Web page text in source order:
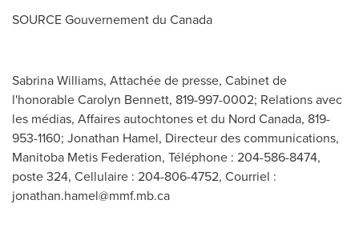
SOURCE Gouvernement du Canada
Sabrina Williams, Attachée de presse, Cabinet de
l'honorable Carolyn Bennett, 819-997-0002; Relations avec
les médias, Affaires autochtones et du Nord Canada, 819-
953-1160; Jonathan Hamel, Directeur des communications,
Manitoba Metis Federation, Téléphone : 204-586-8474,
poste 324, Cellulaire : 204-806-4752, Courriel :
jonathan.hamel@mmf.mb.ca